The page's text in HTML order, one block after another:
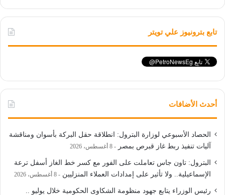
تابع بترونيوز علي تويتر
أحدث الأضافات
الحصاد الأسبوعي لوزارة البترول: انطلاقة حقل البركة بأسوان ومناقشة
آليات تنفيذ ربط غاز قبرص بمصر
8 أغسطس، 2026
البترول: تاون جاس تعاملت على الفور مع كسر خط الغاز أسفل ترعة
الإسماعيلية.. ولا تأثير على إمدادات العملاء المنزليين
8 أغسطس، 2026
رئيس الوزراء يتابع جهود منظومة الشكاوى الحكومية خلال يوليو ..